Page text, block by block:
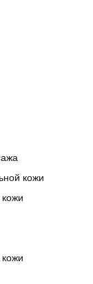
кожи